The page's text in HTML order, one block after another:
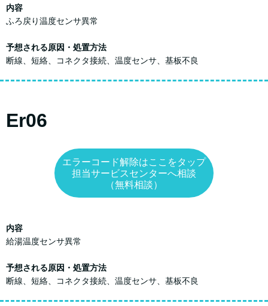
内容
ふろ戻り温度センサ異常
予想される原因・処置方法
断線、短絡、コネクタ接続、温度センサ、基板不良
Er06
エラーコード解除はここをタップ
担当サービスセンターへ相談
（無料相談）
内容
給湯温度センサ異常
予想される原因・処置方法
断線、短絡、コネクタ接続、温度センサ、基板不良